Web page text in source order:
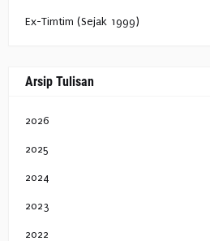
Ex-Timtim (Sejak 1999)
Arsip Tulisan
2026
2025
2024
2023
2022